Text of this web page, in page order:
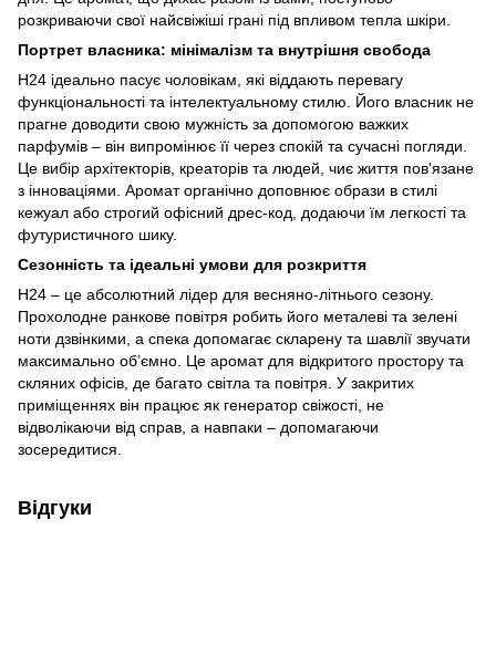
розкриваючи свої найсвіжіші грані під впливом тепла шкіри.
Портрет власника: мінімалізм та внутрішня свобода
H24 ідеально пасує чоловікам, які віддають перевагу
функціональності та інтелектуальному стилю. Його власник не
прагне доводити свою мужність за допомогою важких
парфумів – він випромінює її через спокій та сучасні погляди.
Це вибір архітекторів, креаторів та людей, чиє життя пов'язане
з інноваціями. Аромат органічно доповнює образи в стилі
кежуал або строгий офісний дрес-код, додаючи їм легкості та
футуристичного шику.
Сезонність та ідеальні умови для розкриття
H24 – це абсолютний лідер для весняно-літнього сезону.
Прохолодне ранкове повітря робить його металеві та зелені
ноти дзвінкими, а спека допомагає скларену та шавлії звучати
максимально об’ємно. Це аромат для відкритого простору та
скляних офісів, де багато світла та повітря. У закритих
приміщеннях він працює як генератор свіжості, не
відволікаючи від справ, а навпаки – допомагаючи
зосередитися.
Відгуки